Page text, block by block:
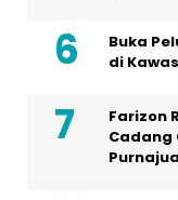
Buka
di
Farizon
Cadang